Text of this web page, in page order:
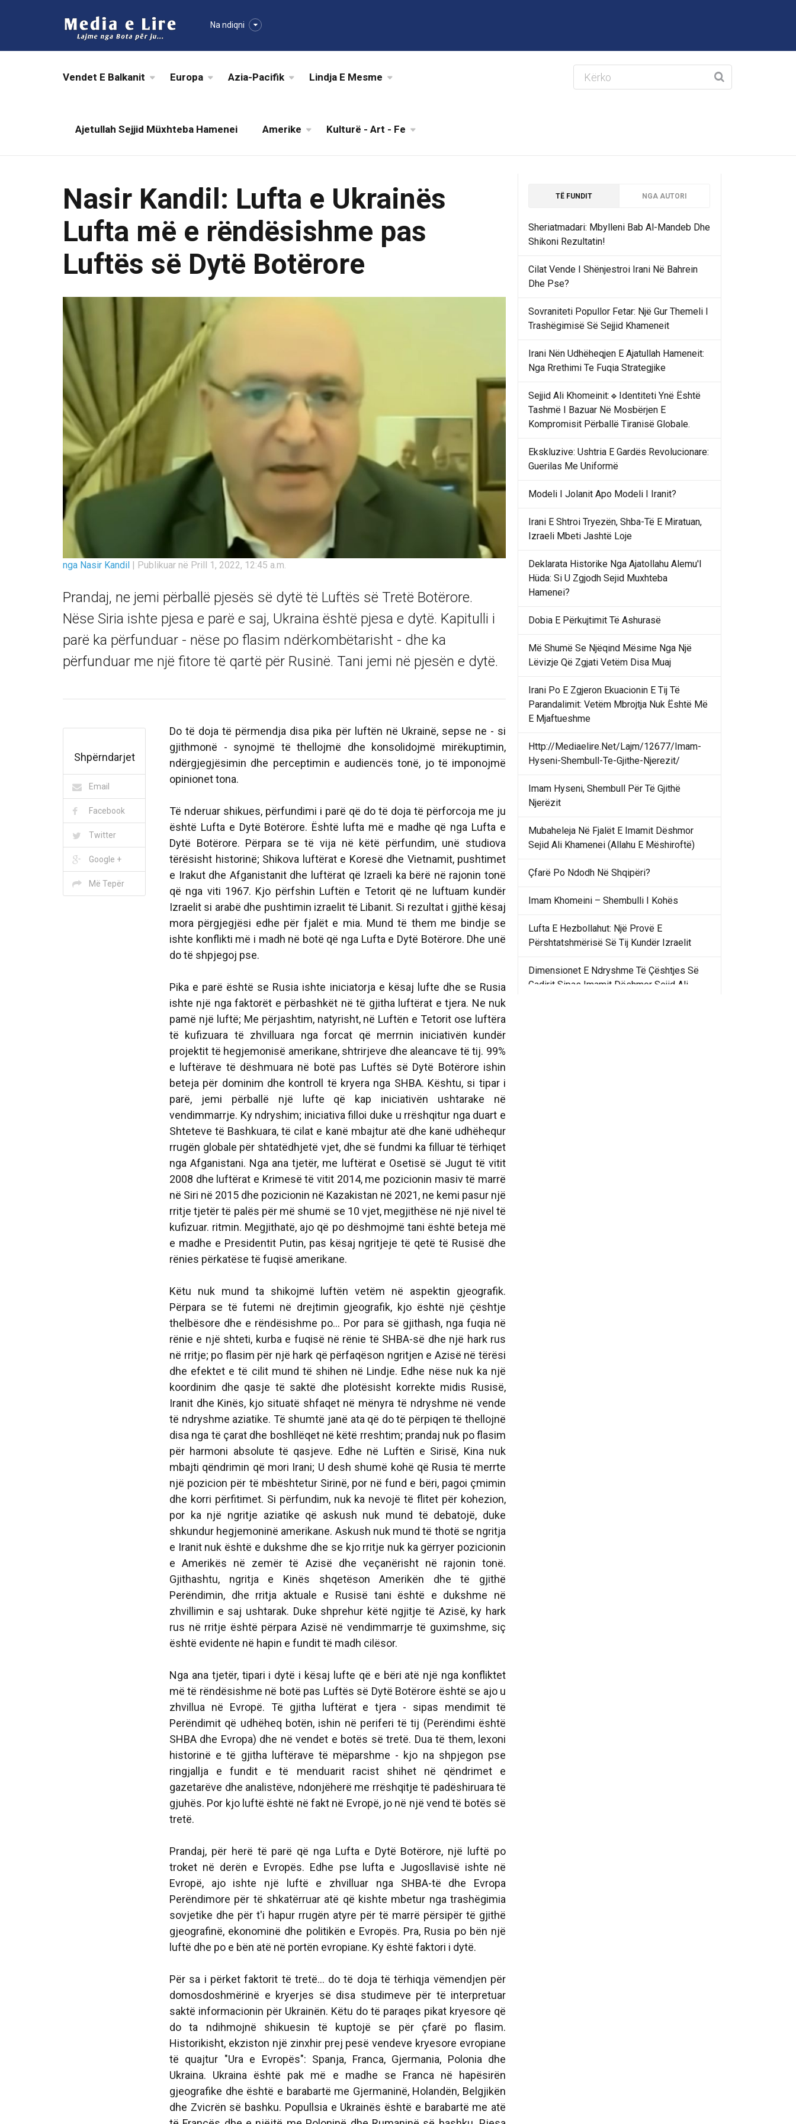
Na ndiqni
Vendet E Balkanit Europa Azia-Pacifik Lindja E Mesme
Ajetullah Sejjid Müxhteba Hamenei Amerike Kulturë - Art - Fe
Nasir Kandil: Lufta e Ukrainës
Lufta më e rëndësishme pas
Luftës së Dytë Botërore
nga Nasir Kandil Publikuar në Prill 1, 2022, 12:45 a.m.
Prandaj, ne jemi përballë pjesës së dytë të Luftës së Tretë Botërore.
Nëse Siria ishte pjesa e parë e saj, Ukraina është pjesa e dytë. Kapitulli i
parë ka përfunduar - nëse po flasim ndërkombëtarisht - dhe ka
përfunduar me një fitore të qartë për Rusinë. Tani jemi në pjesën e dytë.
Shpërndarjet
Email
Facebook
Twitter
Google +
Më Tepër
Do të doja të përmendja disa pika për luftën në Ukrainë, sepse ne - si
gjithmonë - synojmë të thellojmë dhe konsolidojmë mirëkuptimin,
ndërgjegjësimin dhe perceptimin e audiencës tonë, jo të imponojmë
opinionet tona.
Të nderuar shikues, përfundimi i parë që do të doja të përforcoja me ju
është Lufta e Dytë Botërore. Është lufta më e madhe që nga Lufta e
Dytë Botërore. Përpara se të vija në këtë përfundim, unë studiova
tërësisht historinë; Shikova luftërat e Koresë dhe Vietnamit, pushtimet
e Irakut dhe Afganistanit dhe luftërat që Izraeli ka bërë në rajonin tonë
që nga viti 1967. Kjo përfshin Luftën e Tetorit që ne luftuam kundër
Izraelit si arabë dhe pushtimin izraelit të Libanit. Si rezultat i gjithë kësaj
mora përgjegjësi edhe për fjalët e mia. Mund të them me bindje se
ishte konflikti më i madh në botë që nga Lufta e Dytë Botërore. Dhe unë
do të shpjegoj pse.
Pika e parë është se Rusia ishte iniciatorja e kësaj lufte dhe se Rusia
ishte një nga faktorët e përbashkët në të gjitha luftërat e tjera. Ne nuk
pamë një luftë; Me përjashtim, natyrisht, në Luftën e Tetorit ose luftëra
të kufizuara të zhvilluara nga forcat që merrnin iniciativën kundër
projektit të hegjemonisë amerikane, shtrirjeve dhe aleancave të tij. 99%
e luftërave të dëshmuara në botë pas Luftës së Dytë Botërore ishin
beteja për dominim dhe kontroll të kryera nga SHBA. Kështu, si tipar i
parë, jemi përballë një lufte që kap iniciativën ushtarake në
vendimmarrje. Ky ndryshim; iniciativa filloi duke u rrëshqitur nga duart e
Shteteve të Bashkuara, të cilat e kanë mbajtur atë dhe kanë udhëhequr
rrugën globale për shtatëdhjetë vjet, dhe së fundmi ka filluar të tërhiqet
nga Afganistani. Nga ana tjetër, me luftërat e Osetisë së Jugut të vitit
2008 dhe luftërat e Krimesë të vitit 2014, me pozicionin masiv të marrë
në Siri në 2015 dhe pozicionin në Kazakistan në 2021, ne kemi pasur një
rritje tjetër të palës për më shumë se 10 vjet, megjithëse në një nivel të
kufizuar. ritmin. Megjithatë, ajo që po dëshmojmë tani është beteja më
e madhe e Presidentit Putin, pas kësaj ngritjeje të qetë të Rusisë dhe
rënies përkatëse të fuqisë amerikane.
Këtu nuk mund ta shikojmë luftën vetëm në aspektin gjeografik.
Përpara se të futemi në drejtimin gjeografik, kjo është një çështje
thelbësore dhe e rëndësishme po... Por para së gjithash, nga fuqia në
rënie e një shteti, kurba e fuqisë në rënie të SHBA-së dhe një hark rus
në rritje; po flasim për një hark që përfaqëson ngritjen e Azisë në tërësi
dhe efektet e të cilit mund të shihen në Lindje. Edhe nëse nuk ka një
koordinim dhe qasje të saktë dhe plotësisht korrekte midis Rusisë,
Iranit dhe Kinës, kjo situatë shfaqet në mënyra të ndryshme në vende
të ndryshme aziatike. Të shumtë janë ata që do të përpiqen të thellojnë
disa nga të çarat dhe boshllëqet në këtë rreshtim; prandaj nuk po flasim
për harmoni absolute të qasjeve. Edhe në Luftën e Sirisë, Kina nuk
mbajti qëndrimin që mori Irani; U desh shumë kohë që Rusia të merrte
një pozicion për të mbështetur Sirinë, por në fund e bëri, pagoi çmimin
dhe korri përfitimet. Si përfundim, nuk ka nevojë të flitet për kohezion,
por ka një ngritje aziatike që askush nuk mund të debatojë, duke
shkundur hegjemoninë amerikane. Askush nuk mund të thotë se ngritja
e Iranit nuk është e dukshme dhe se kjo rritje nuk ka gërryer pozicionin
e Amerikës në zemër të Azisë dhe veçanërisht në rajonin tonë.
Gjithashtu, ngritja e Kinës shqetëson Amerikën dhe të gjithë
Perëndimin, dhe rritja aktuale e Rusisë tani është e dukshme në
zhvillimin e saj ushtarak. Duke shprehur këtë ngjitje të Azisë, ky hark
rus në rritje është përpara Azisë në vendimmarrje të guximshme, siç
është evidente në hapin e fundit të madh cilësor.
Nga ana tjetër, tipari i dytë i kësaj lufte që e bëri atë një nga konfliktet
më të rëndësishme në botë pas Luftës së Dytë Botërore është se ajo u
zhvillua në Evropë. Të gjitha luftërat e tjera - sipas mendimit të
Perëndimit që udhëheq botën, ishin në periferi të tij (Perëndimi është
SHBA dhe Evropa) dhe në vendet e botës së tretë. Dua të them, lexoni
historinë e të gjitha luftërave të mëparshme - kjo na shpjegon pse
ringjallja e fundit e të menduarit racist shihet në qëndrimet e
gazetarëve dhe analistëve, ndonjëherë me rrëshqitje të padëshiruara të
gjuhës. Por kjo luftë është në fakt në Evropë, jo në një vend të botës së
tretë.
Prandaj, për herë të parë që nga Lufta e Dytë Botërore, një luftë po
troket në derën e Evropës. Edhe pse lufta e Jugosllavisë ishte në
Evropë, ajo ishte një luftë e zhvilluar nga SHBA-të dhe Evropa
Perëndimore për të shkatërruar atë që kishte mbetur nga trashëgimia
sovjetike dhe për t'i hapur rrugën atyre për të marrë përsipër të gjithë
gjeografinë, ekonominë dhe politikën e Evropës. Pra, Rusia po bën një
luftë dhe po e bën atë në portën evropiane. Ky është faktori i dytë.
Për sa i përket faktorit të tretë... do të doja të tërhiqja vëmendjen për
domosdoshmërinë e kryerjes së disa studimeve për të interpretuar
saktë informacionin për Ukrainën. Këtu do të paraqes pikat kryesore që
do ta ndihmojnë shikuesin të kuptojë se për çfarë po flasim.
Historikisht, ekziston një zinxhir prej pesë vendeve kryesore evropiane
të quajtur "Ura e Evropës": Spanja, Franca, Gjermania, Polonia dhe
Ukraina. Ukraina është pak më e madhe se Franca në hapësirën
gjeografike dhe është e barabartë me Gjermaninë, Holandën, Belgjikën
dhe Zvicrën së bashku. Popullsia e Ukrainës është e barabartë me atë
TË FUNDIT NGA AUTORI
Sheriatmadari: Mbylleni Bab Al-Mandeb Dhe
Shikoni Rezultatin!
Cilat Vende I Shënjestroi Irani Në Bahrein
Dhe Pse?
Sovraniteti Popullor Fetar: Një Gur Themeli I
Trashëgimisë Së Sejjid Khameneit
Irani Nën Udhëheqjen E Ajatullah Hameneit:
Nga Rrethimi Te Fuqia Strategjike
Sejjid Ali Khomeinit:🔹Identiteti Ynë Është
Tashmë I Bazuar Në Mosbërjen E
Kompromisit Përballë Tiranisë Globale.
Ekskluzive: Ushtria E Gardës Revolucionare:
Guerilas Me Uniformë
Modeli I Jolanit Apo Modeli I Iranit?
Irani E Shtroi Tryezën, Shba-Të E Miratuan,
Izraeli Mbeti Jashtë Loje
Deklarata Historike Nga Ajatollahu Alemu'l
Hüda: Si U Zgjodh Sejid Muxhteba
Hamenei?
Dobia E Përkujtimit Të Ashurasë
Më Shumë Se Njëqind Mësime Nga Një
Lëvizje Që Zgjati Vetëm Disa Muaj
Irani Po E Zgjeron Ekuacionin E Tij Të
Parandalimit: Vetëm Mbrojtja Nuk Është Më
E Mjaftueshme
Http://Mediaelire.Net/Lajm/12677/Imam-
Hyseni-Shembull-Te-Gjithe-Njerezit/
Imam Hyseni, Shembull Për Të Gjithë
Njerëzit
Mubaheleja Në Fjalët E Imamit Dëshmor
Sejid Ali Khamenei (Allahu E Mëshiroftë)
Çfarë Po Ndodh Në Shqipëri?
Imam Khomeini – Shembulli I Kohës
Lufta E Hezbollahut: Një Provë E
Përshtatshmërisë Së Tij Kundër Izraelit
Dimensionet E Ndryshme Të Çështjes Së
Gadirit Sipas Imamit Dëshmor Sejid Ali